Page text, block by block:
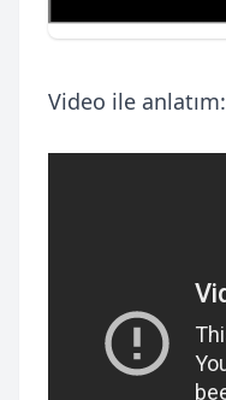
Video ile anlatım: